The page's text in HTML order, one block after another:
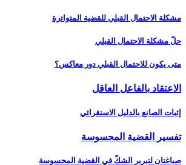
مشكلة الاحتمال القبلي للقضية المتواترة
حلّ مشكلة الاحتمال القبلي
متى يكون للاحتمال القبلي دور معاكس؟
الاعتقاد بالفاعل العاقل‏
إثبات الصانع بالدليل الاستقرائي
تفسير القضية المحسوسة
صياغتان لتبرير الشكّ في القضية المحسوسة